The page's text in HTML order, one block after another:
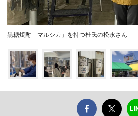
黒糖焼酎「マルシカ」を持つ杜氏の松永さん